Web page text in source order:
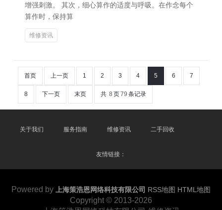
增强刺激。 其次，细心算作的适度与呼吸。在作念每个
算作时，保持算
维修资讯
首页 上一页 1 2 3 4 5 6 7
8 下一页 末页 共 8 页79 条记录
关于我们 服务指南 维修资讯 二手回收
友情链接：
Powered by 上海策浩恩网络科技有限公司 RSS地图 HTML地图
Copyright © 2013-2026